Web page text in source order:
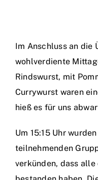
Im Anschluss an die
wohlverdiente
Rindswurst, mit
Currywurst waren
hieß es für uns
Um 15:15 Uhr
teilnehmenden
verkünden, dass